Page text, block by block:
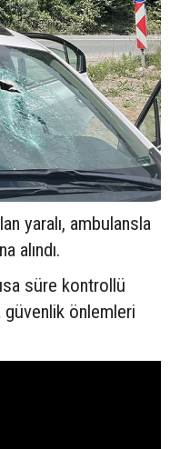
yaralı, ambulansla
alındı.
süre kontrollü
güvenlik önlemleri